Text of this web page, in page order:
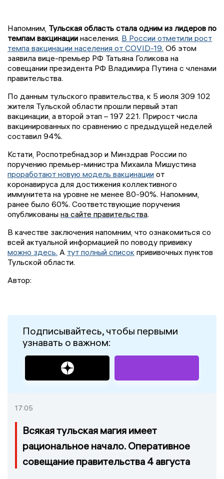
Напомним, Тульская область стала одним из лидеров по
темпам вакцинации населения. В России отметили рост
темпа вакцинации населения от COVID-19. Об этом
заявила вице-премьер РФ Татьяна Голикова на
совещании президента РФ Владимира Путина с членами
правительства.
По данным тульского правительства, к 5 июля 309 102
жителя Тульской области прошли первый этап
вакцинации, а второй этап – 197 221. Прирост числа
вакцинированных по сравнению с предыдущей неделей
составил 94%.
Кстати, Роспотребнадзор и Минздрав России по
поручению премьер-министра Михаила Мишустина
проработают новую модель вакцинации от
коронавируса для достижения коллективного
иммунитета на уровне не менее 80-90%. Напомним,
ранее было 60%. Соответствующие поручения
опубликованы на сайте правительства.
В качестве заключения напомним, что ознакомиться со
всей актуальной информацией по поводу прививку
можно здесь. А тут полный список прививочных пунктов
Тульской области.
Автор:
Подписывайтесь, чтобы первыми
узнавать о важном:
17:05
Всякая тульская магия имеет
рациональное начало. Оперативное
совещание правительства 4 августа